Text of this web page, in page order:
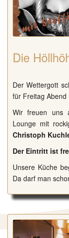
Die
Der Wettergott
für Freitag Abend
Wir freuen uns
Lounge mit
Christoph
Der Eintritt ist
Unsere Küche
Da darf man